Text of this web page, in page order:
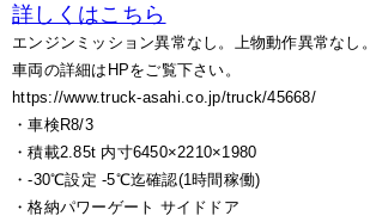
詳しくはこちら
エンジンミッション異常なし。上物動作異常なし。
車両の詳細はHPをご覧下さい。
https://www.truck-asahi.co.jp/truck/45668/
・車検R8/3
・積載2.85t 内寸6450×2210×1980
・-30℃設定 -5℃迄確認(1時間稼働)
・格納パワーゲート サイドドア